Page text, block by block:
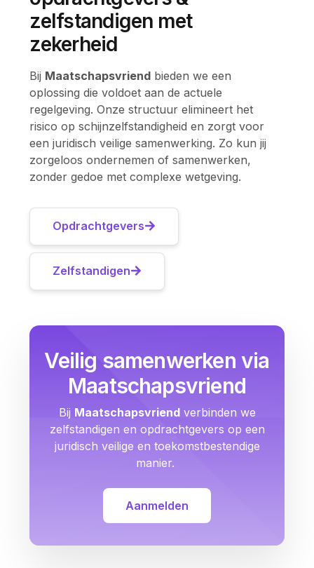
zelfstandigen met
zekerheid
Bij Maatschapsvriend bieden we een
oplossing die voldoet aan de actuele
regelgeving. Onze structuur elimineert het
risico op schijnzelfstandigheid en zorgt voor
een juridisch veilige samenwerking. Zo kun jij
zorgeloos ondernemen of samenwerken,
zonder gedoe met complexe wetgeving.
Opdrachtgevers
Zelfstandigen
Veilig samenwerken via
Maatschapsvriend
Bij Maatschapsvriendverbinden we
zelfstandigen en opdrachtgevers op een
juridisch veilige en toekomstbestendige
manier.
Aanmelden